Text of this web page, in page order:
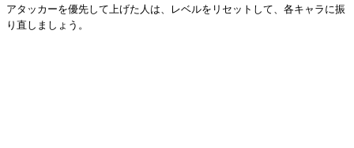
アタッカーを優先して上げた人は、レベルをリセットして、各キャラに振
り直しましょう。